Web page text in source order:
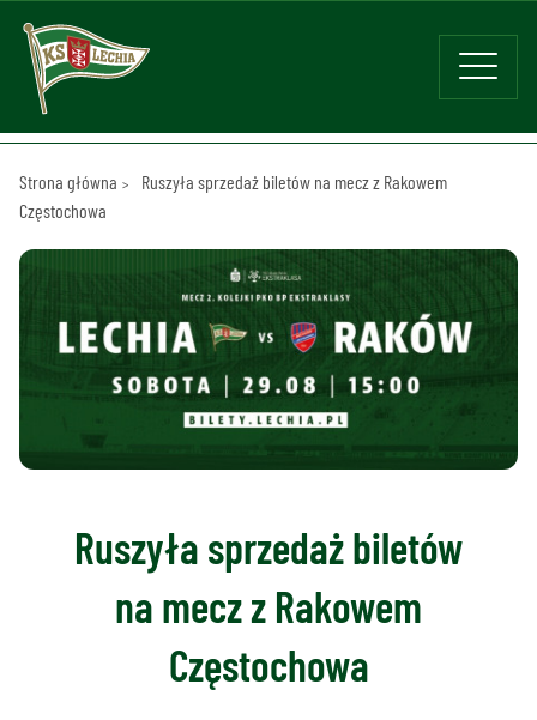
Strona główna
Ruszyła sprzedaż biletów na mecz z Rakowem
Częstochowa
Ruszyła sprzedaż biletów
na mecz z Rakowem
Częstochowa